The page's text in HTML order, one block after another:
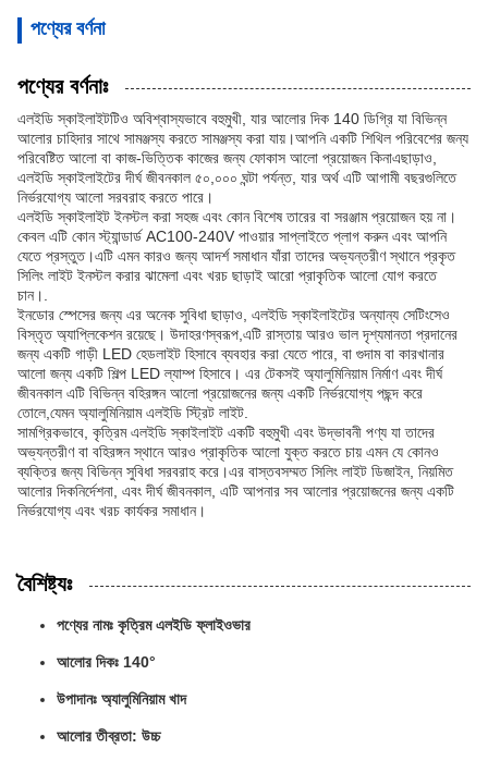
পণ্যের বর্ণনা
পণ্যের বর্ণনাঃ
এলইডি স্কাইলাইটটিও অবিশ্বাস্যভাবে বহুমুখী, যার আলোর দিক 140 ডিগ্রি যা বিভিন্ন
আলোর চাহিদার সাথে সামঞ্জস্য করতে সামঞ্জস্য করা যায়।আপনি একটি শিথিল পরিবেশের জন্য
পরিবেষ্টিত আলো বা কাজ-ভিত্তিক কাজের জন্য ফোকাস আলো প্রয়োজন কিনাএছাড়াও,
এলইডি স্কাইলাইটের দীর্ঘ জীবনকাল ৫০,০০০ ঘন্টা পর্যন্ত, যার অর্থ এটি আগামী বছরগুলিতে
নির্ভরযোগ্য আলো সরবরাহ করতে পারে।
এলইডি স্কাইলাইট ইনস্টল করা সহজ এবং কোন বিশেষ তারের বা সরঞ্জাম প্রয়োজন হয় না।
কেবল এটি কোন স্ট্যান্ডার্ড AC100-240V পাওয়ার সাপ্লাইতে প্লাগ করুন এবং আপনি
যেতে প্রস্তুত।এটি এমন কারও জন্য আদর্শ সমাধান যাঁরা তাদের অভ্যন্তরীণ স্থানে প্রকৃত
সিলিং লাইট ইনস্টল করার ঝামেলা এবং খরচ ছাড়াই আরো প্রাকৃতিক আলো যোগ করতে
চান।.
ইনডোর স্পেসের জন্য এর অনেক সুবিধা ছাড়াও, এলইডি স্কাইলাইটের অন্যান্য সেটিংসেও
বিস্তৃত অ্যাপ্লিকেশন রয়েছে। উদাহরণস্বরূপ,এটি রাস্তায় আরও ভাল দৃশ্যমানতা প্রদানের
জন্য একটি গাড়ী LED হেডলাইট হিসাবে ব্যবহার করা যেতে পারে, বা গুদাম বা কারখানার
আলো জন্য একটি শিল্প LED ল্যাম্প হিসাবে। এর টেকসই অ্যালুমিনিয়াম নির্মাণ এবং দীর্ঘ
জীবনকাল এটি বিভিন্ন বহিরঙ্গন আলো প্রয়োজনের জন্য একটি নির্ভরযোগ্য পছন্দ করে
তোলে,যেমন অ্যালুমিনিয়াম এলইডি স্ট্রিট লাইট.
সামগ্রিকভাবে, কৃত্রিম এলইডি স্কাইলাইট একটি বহুমুখী এবং উদ্ভাবনী পণ্য যা তাদের
অভ্যন্তরীণ বা বহিরঙ্গন স্থানে আরও প্রাকৃতিক আলো যুক্ত করতে চায় এমন যে কোনও
ব্যক্তির জন্য বিভিন্ন সুবিধা সরবরাহ করে।এর বাস্তবসম্মত সিলিং লাইট ডিজাইন, নিয়মিত
আলোর দিকনির্দেশনা, এবং দীর্ঘ জীবনকাল, এটি আপনার সব আলোর প্রয়োজনের জন্য একটি
নির্ভরযোগ্য এবং খরচ কার্যকর সমাধান।
বৈশিষ্ট্যঃ
পণ্যের নামঃ কৃত্রিম এলইডি ফ্লাইওভার
আলোর দিকঃ 140°
উপাদানঃ অ্যালুমিনিয়াম খাদ
আলোর তীব্রতা: উচ্চ